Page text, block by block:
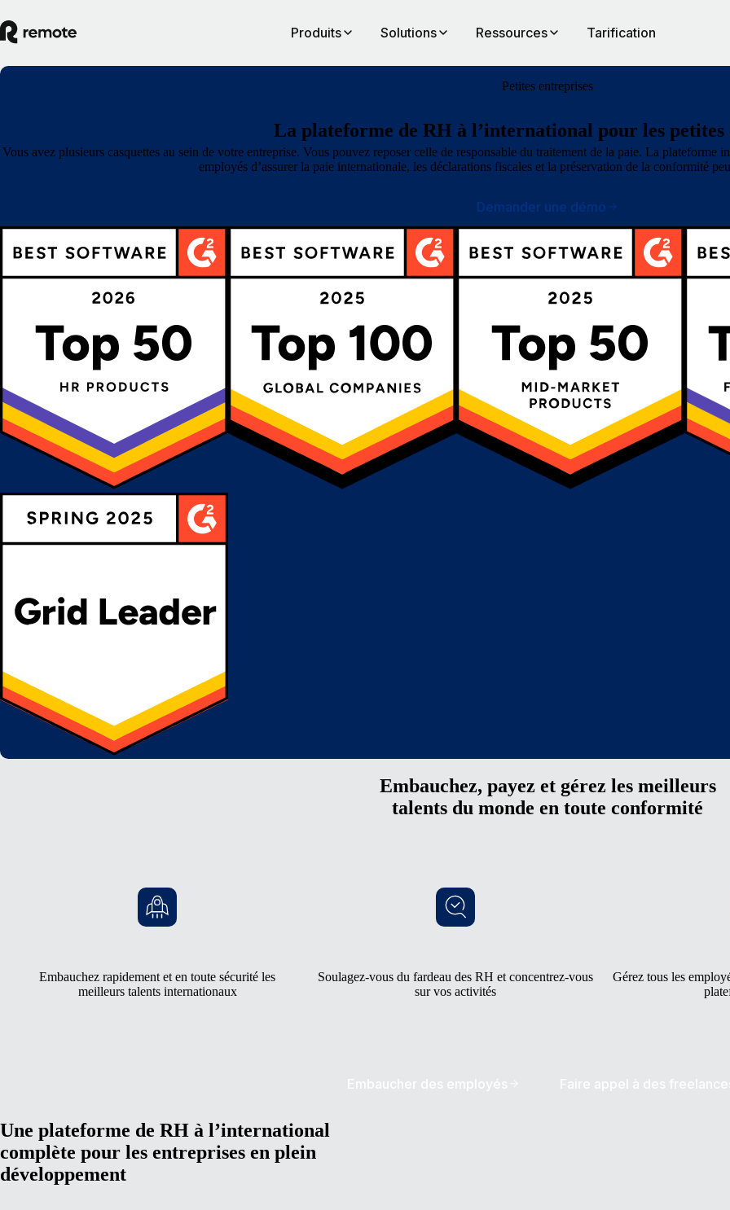
Produits Solutions Ressources Tarification
Petites entreprises
La plateforme de RH à l’international pour les petites
Vous avez plusieurs casquettes au sein de votre entreprise. Vous pouvez reposer celle de responsable du traitement de la paie. La plateforme
employés d’assurer la paie internationale, les déclarations fiscales et la préservation de la conformité
Demander une démo
Embauchez, payez et gérez les meilleurs
talents du monde en toute conformité
Embauchez rapidement et en toute sécurité les
meilleurs talents internationaux
Soulagez-vous du fardeau des RH et concentrez-vous
sur vos activités
Gérez tous les
Embaucher des employés Faire appel à des
Une plateforme de RH à l’international
complète pour les entreprises en plein
développement